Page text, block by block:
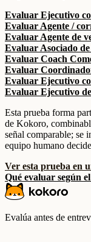
Evaluar Ejecutivo
Evaluar Agente /
Evaluar Agente de
Evaluar Asociado
Evaluar Coach
Evaluar
Evaluar Ejecutivo
Evaluar Ejecutivo
Esta prueba forma
de Kokoro,
señal comparable; se
equipo humano
Ver esta prueba en
Qué evaluar según
Evalúa antes de